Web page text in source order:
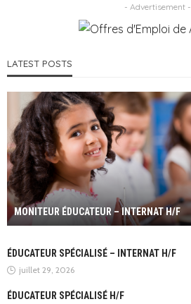
- Advertisement -
LATEST POSTS
MONITEUR ÉDUCATEUR – INTERNAT H/F
ÉDUCATEUR SPÉCIALISÉ – INTERNAT H/F
juillet 29, 2026
ÉDUCATEUR SPÉCIALISÉ H/F